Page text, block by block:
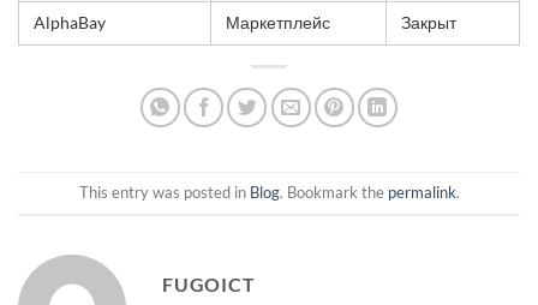
AlphaBay Маркетплейс Закрыт
This entry was posted in Blog. Bookmark the permalink.
FUGOICT